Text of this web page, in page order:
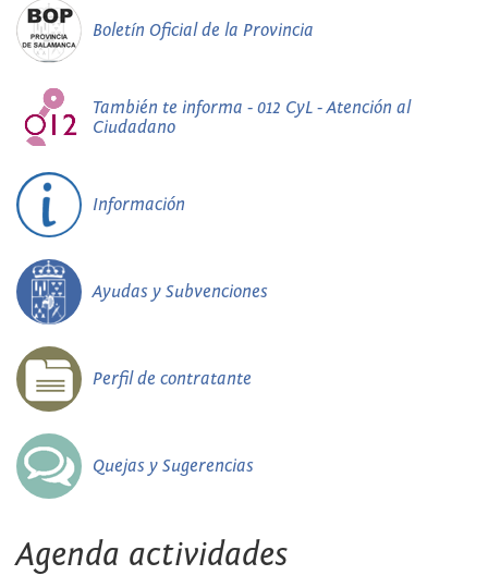
Boletín Oficial de la Provincia
También te informa - 012 CyL - Atención al
Ciudadano
Información
Ayudas y Subvenciones
Perfil de contratante
Quejas y Sugerencias
Agenda actividades